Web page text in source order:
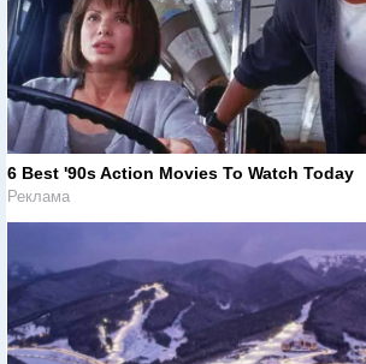
6 Best '90s Action Movies To Watch Today
Реклама